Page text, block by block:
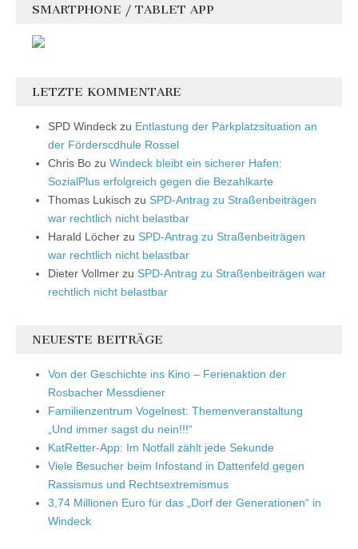
SMARTPHONE / TABLET APP
LETZTE KOMMENTARE
SPD Windeck zu Entlastung der Parkplatzsituation an
der Förderscdhule Rossel
Chris Bo zu Windeck bleibt ein sicherer Hafen:
SozialPlus erfolgreich gegen die Bezahlkarte
Thomas Lukisch zu SPD-Antrag zu Straßenbeiträgen
war rechtlich nicht belastbar
Harald Löcher zu SPD-Antrag zu Straßenbeiträgen
war rechtlich nicht belastbar
Dieter Vollmer zu SPD-Antrag zu Straßenbeiträgen war
rechtlich nicht belastbar
NEUESTE BEITRÄGE
Von der Geschichte ins Kino – Ferienaktion der
Rosbacher Messdiener
Familienzentrum Vogelnest: Themenveranstaltung
„Und immer sagst du nein!!!“
KatRetter-App: Im Notfall zählt jede Sekunde
Viele Besucher beim Infostand in Dattenfeld gegen
Rassismus und Rechtsextremismus
3,74 Millionen Euro für das „Dorf der Generationen“ in
Windeck